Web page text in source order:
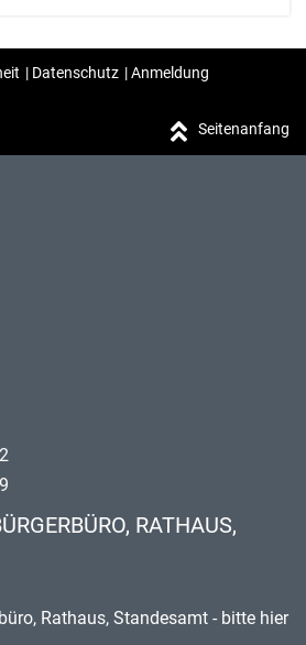
| Datenschutz |Anmeldung
Seitenanfang
RATHAUS,
Rathaus, Standesamt - bitte hier